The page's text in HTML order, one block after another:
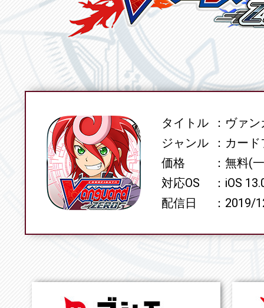
SPECタイトル
ヴァン
ジャンル
カード
価格
無料(
対応OS
iOS
配信日
2019/